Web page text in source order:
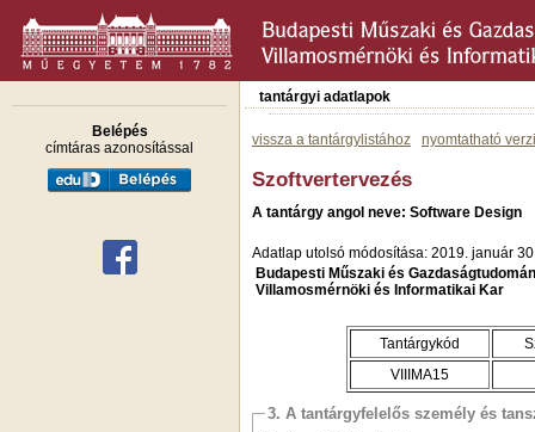
Belépés
címtáras azonosítással
tantárgyi adatlapok
vissza a tantárgylistához nyomtatható
Szoftvertervezés
A tantárgy angol neve: Software Design
Adatlap utolsó módosítása: 2019. január
Budapesti Műszaki és
Villamosmérnöki és Informatikai Kar
Tantárgykód
VIIIMA15
3. A tantárgyfelelős személy és